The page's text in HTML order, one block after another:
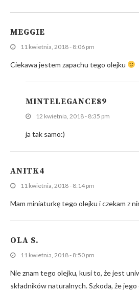
MEGGIE
11 kwietnia, 2018 - 8:06 pm
Ciekawa jestem zapachu tego olejku
MINTELEGANCE89
12 kwietnia, 2018 - 8:35 pm
ja tak samo:)
ANITK4
11 kwietnia, 2018 - 8:14 pm
Mam miniaturkę tego olejku i czekam z
OLA S.
11 kwietnia, 2018 - 8:50 pm
Nie znam tego olejku, kusi to, że jest
składników naturalnych. Szkoda, że